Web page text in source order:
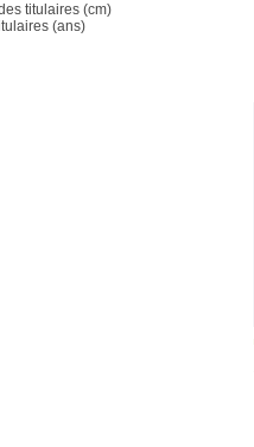
titulaires (cm)
(ans)